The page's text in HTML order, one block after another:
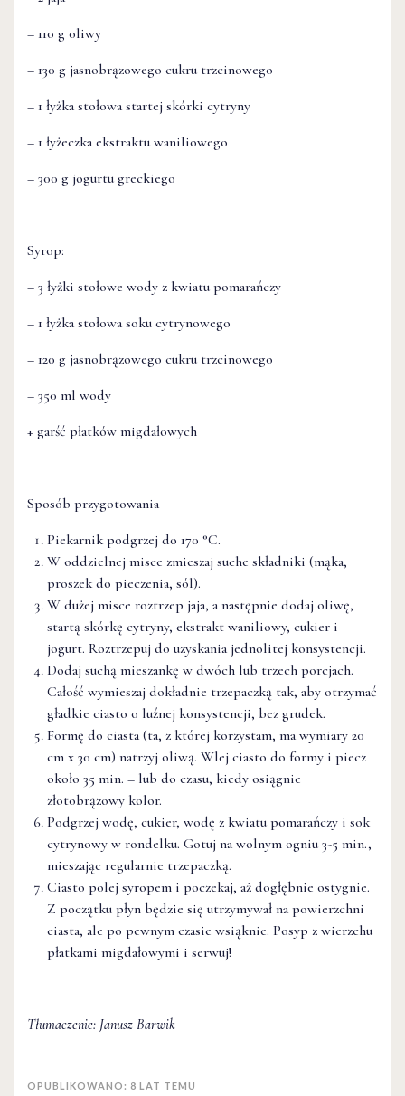
– 110 g oliwy
– 130 g jasnobrązowego cukru trzcinowego
– 1 łyżka stołowa startej skórki cytryny
– 1 łyżeczka ekstraktu waniliowego
– 300 g jogurtu greckiego
Syrop:
– 3 łyżki stołowe wody z kwiatu pomarańczy
– 1 łyżka stołowa soku cytrynowego
– 120 g jasnobrązowego cukru trzcinowego
– 350 ml wody
+ garść płatków migdałowych
Sposób przygotowania
Piekarnik podgrzej do 170 °C.
W oddzielnej misce zmieszaj suche składniki (mąka,
proszek do pieczenia, sól).
W dużej misce roztrzep jaja, a następnie dodaj oliwę,
startą skórkę cytryny, ekstrakt waniliowy, cukier i
jogurt. Roztrzepuj do uzyskania jednolitej konsystencji.
Dodaj suchą mieszankę w dwóch lub trzech porcjach.
Całość wymieszaj dokładnie trzepaczką tak, aby otrzymać
gładkie ciasto o luźnej konsystencji, bez grudek.
Formę do ciasta (ta, z której korzystam, ma wymiary 20
cm x 30 cm) natrzyj oliwą. Wlej ciasto do formy i piecz
około 35 min. – lub do czasu, kiedy osiągnie
złotobrązowy kolor.
Podgrzej wodę, cukier, wodę z kwiatu pomarańczy i sok
cytrynowy w rondelku. Gotuj na wolnym ogniu 3-5 min.,
mieszając regularnie trzepaczką.
Ciasto polej syropem i poczekaj, aż dogłębnie ostygnie.
Z początku płyn będzie się utrzymywał na powierzchni
ciasta, ale po pewnym czasie wsiąknie. Posyp z wierzchu
płatkami migdałowymi i serwuj!
Tłumaczenie: Janusz Barwik
OPUBLIKOWANO: 8 LAT TEMU